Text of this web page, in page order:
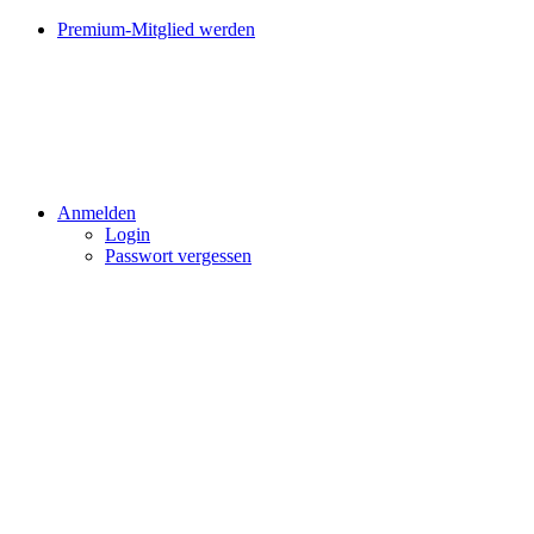
Premium-Mitglied werden
Anmelden
Login
Passwort vergessen